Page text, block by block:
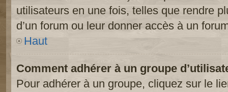
utilisateurs en une fois, telles que rendre
d’un forum ou leur donner accès à un
Haut
Comment adhérer à un groupe
Pour adhérer à un groupe, cliquez sur le